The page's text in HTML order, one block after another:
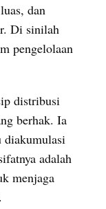
dan
Di sinilah
pengelolaan
distribusi
berhak. Ia
diakumulasi
adalah
menjaga